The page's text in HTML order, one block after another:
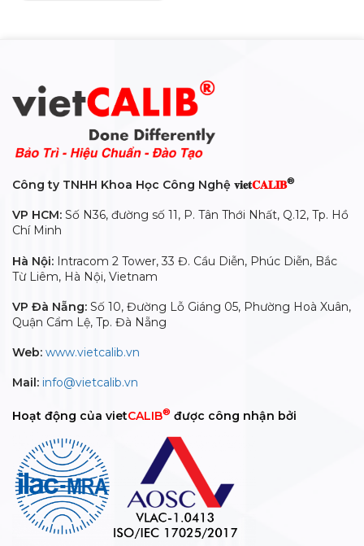
Công ty TNHH Khoa Học Công Nghệ 𝐯𝐢𝐞𝐭𝐂𝐀𝐋𝐈𝐁®
VP HCM: Số N36, đường số 11, P. Tân Thới Nhất, Q.12, Tp. Hồ
Chí Minh
Hà Nội: Intracom 2 Tower, 33 Đ. Cầu Diễn, Phúc Diễn, Bắc
Từ Liêm, Hà Nội, Vietnam
VP Đà Nẵng: Số 10, Đường Lỗ Giáng 05, Phường Hoà Xuân,
Quận Cẩm Lệ, Tp. Đà Nẵng
Web: www.vietcalib.vn
Mail: info@vietcalib.vn
Hoạt động của vietCALIB® được công nhận bởi